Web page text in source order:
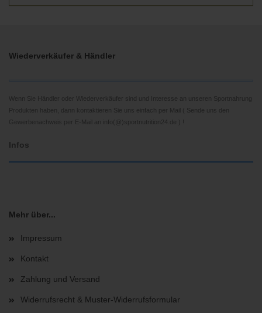
Wiederverkäufer & Händler
Wenn Sie Händler oder Wiederverkäufer sind und Interesse an unseren Sportnahrung
Produkten haben, dann kontaktieren Sie uns einfach per Mail ( Sende uns den
Gewerbenachweis per E-Mail an info(@)sportnutrition24.de ) !
Infos
Mehr über...
Impressum
Kontakt
Zahlung und Versand
Widerrufsrecht & Muster-Widerrufsformular